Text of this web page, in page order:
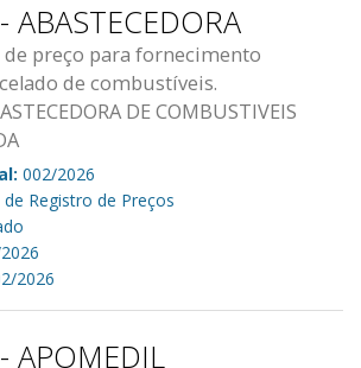
preço para fornecimento
de combustíveis.
DE COMBUSTIVEIS
002/2026
de Registro de Preços
2026
APOMEDIL